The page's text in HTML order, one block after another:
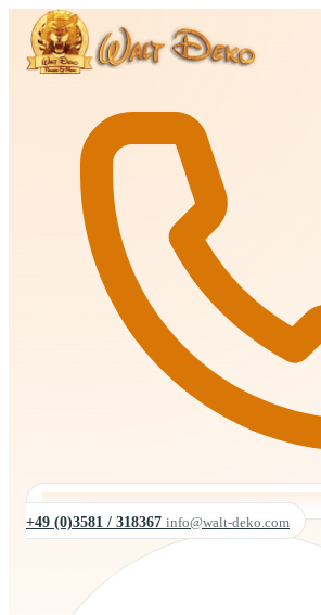
+49 (0)3581 / 318367 info@walt-deko.com